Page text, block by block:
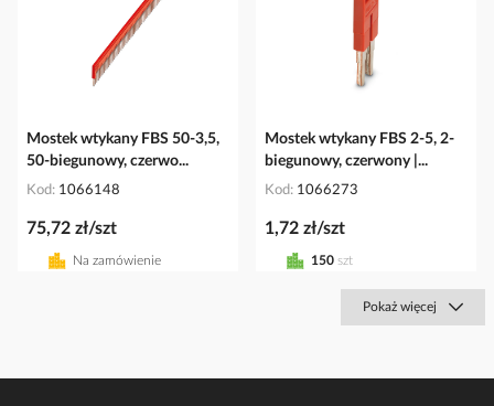
Mostek wtykany FBS 50-3,5,
50-biegunowy, czerwo...
Kod 1066148
75,72 zł/szt
Na zamówienie
Mostek wtykany FBS 2-5, 2-
biegunowy, czerwony |...
Kod 1066273
1,72 zł/szt
150 szt
Pokaż więcej